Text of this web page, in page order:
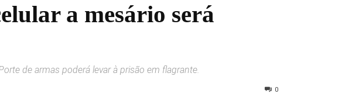
a mesário será
de armas poderá levar à prisão em flagrante.
0